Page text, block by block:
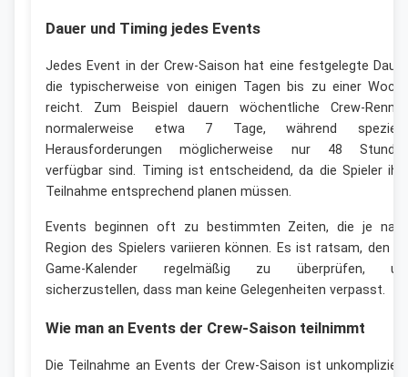
Dauer und Timing jedes Events
Jedes Event in der Crew-Saison hat eine festgelegte
die typischerweise von einigen Tagen bis zu einer
reicht. Zum Beispiel dauern wöchentliche Crew-
normalerweise etwa 7 Tage, während
Herausforderungen möglicherweise nur 48
verfügbar sind. Timing ist entscheidend, da die Spieler
Teilnahme entsprechend planen müssen.
Events beginnen oft zu bestimmten Zeiten, die je
Region des Spielers variieren können. Es ist ratsam, den
Game-Kalender regelmäßig zu überprüfen,
sicherzustellen, dass man keine Gelegenheiten verpasst.
Wie man an Events der Crew-Saison teilnimmt
Die Teilnahme an Events der Crew-Saison ist